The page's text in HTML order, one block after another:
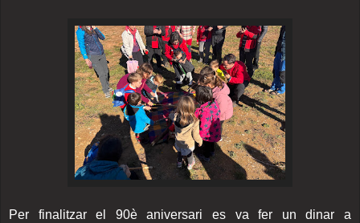
Per finalitzar el 90è aniversari es va fer un dinar a